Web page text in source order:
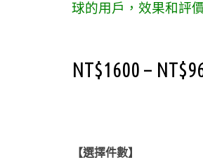
球的用戶，效果和評
NT$1600 – NT$
【選擇件數】